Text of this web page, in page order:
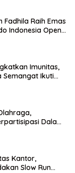
Fadhila Raih Emas
Indonesia Open
Imunitas,
Semangat Ikuti
Dalam
Kantor,
Slow Run